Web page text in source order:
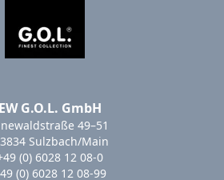
G.O.L. GmbH
49–51
Sulzbach/Main
(0) 6028 12 08-0
(0) 6028 12 08-99